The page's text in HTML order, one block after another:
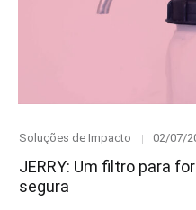
Category
Soluções de Impacto
Posted
02/07/
JERRY: Um filtro para
segura